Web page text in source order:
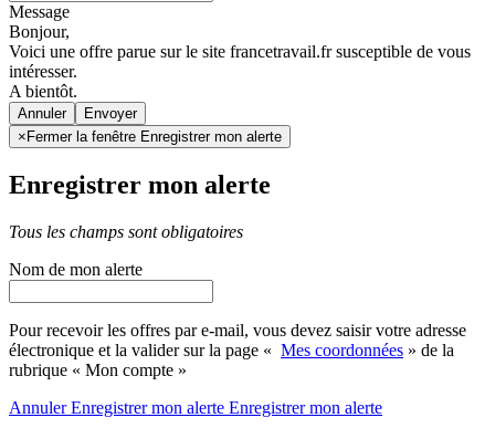
Message
Bonjour,
Voici une offre parue sur le site francetravail.fr susceptible de vous
intéresser.
A bientôt.
Annuler
× Fermer la fenêtre Enregistrer mon alerte
Enregistrer mon alerte
Tous les champs sont obligatoires
Nom de mon alerte
Pour recevoir les offres par e-mail, vous devez saisir votre adresse
électronique et la valider sur la page « Mes coordonnées » de la
rubrique « Mon compte »
AnnulerEnregistrer mon alerte Enregistrermon alerte